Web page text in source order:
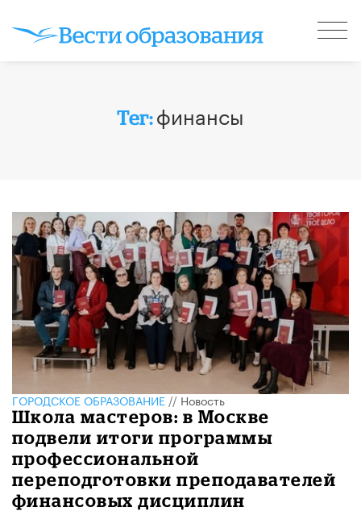
Тег:финансы
ГОРОДСКОЕ ОБРАЗОВАНИЕ//Новость
Школа мастеров: в Москве
подвели итоги программы
профессиональной
переподготовки преподавателей
финансовых дисциплин